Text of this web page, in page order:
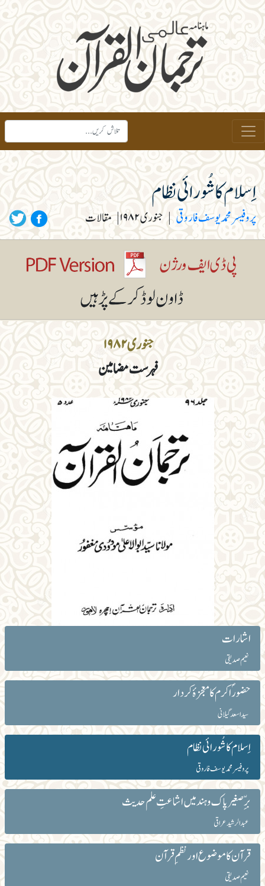
جنوری ۱۹۸۲
فہرست مضامین
اِسلام کا شُورائی نظام
پروفیسر محمد یوسف فاروقی | جنوری ۱۹۸۲ | مقالات
اشارات
نعیم صدیقی
حضورؐ اکرم کا معجزۂ کردار
سید اسعد گیلانی
اِسلام کا شُورائی نظام
پروفیسر محمد یوسف فاروقی
برِّص‏غیر پاک و ہند میں اشاعتِ علم حدیث
عبد الرشید عراقی
قرآن کا موضوع اور نظمِ قرآن
نعیم صدیقی